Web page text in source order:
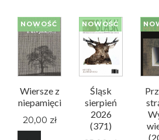
NOWOŚĆ
Wiersze z
niepamięci
20,00 zł
NOWOŚĆ
Śląsk
sierpień
2026
(371)